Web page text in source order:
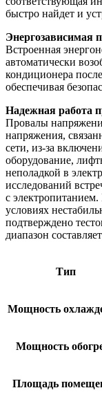
быстро найдет и
Энергозависимая
Встроенная
автоматически
кондиционера
обеспечивая
Надежная работа
Провалы
напряжения,
сети, из-за
оборудование,
неполадкой в
исследований
с
условиях
подтверждено
диапазон
Тип
Мощность
Мощность
Площадь